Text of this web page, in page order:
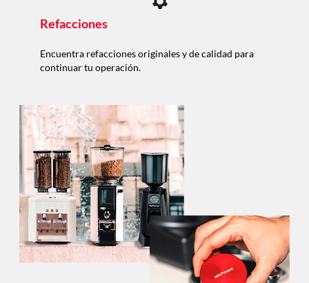
Refacciones
Encuentra refacciones originales y de calidad para
continuar tu operación.